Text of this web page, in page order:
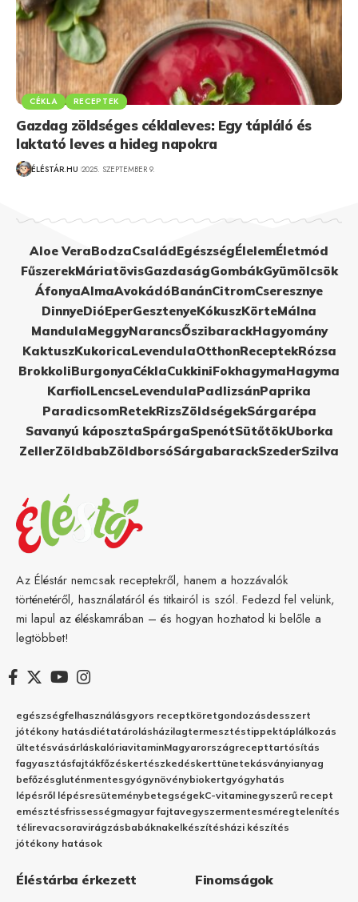
CÉKLA RECEPTEK
Gazdag zöldséges céklaleves: Egy tápláló és
laktató leves a hideg napokra
ÉLÉSTÁR.HU 2025. SZEPTEMBER 9.
Aloe VeraBodzaCsaládEgészségÉlelemÉletmód
FűszerekMáriatövisGazdaságGombákGyümölcsök
ÁfonyaAlmaAvokádóBanánCitromCseresznye
DinnyeDióEperGesztenyeKókuszKörteMálna
MandulaMeggyNarancsŐszibarackHagyomány
KaktuszKukoricaLevendulaOtthonReceptekRózsa
BrokkoliBurgonyaCéklaCukkiniFokhagymaHagyma
KarfiolLencseLevendulaPadlizsánPaprika
ParadicsomRetekRizsZöldségekSárgarépa
Savanyú káposztaSpárgaSpenótSütőtökUborka
ZellerZöldbabZöldborsóSárgabarackSzederSzilva
Az Éléstár nemcsak receptekről, hanem a hozzávalók
történetéről, használatáról és titkairól is szól. Fedezd fel velünk,
mi lapul az éléskamrában – és hogyan hozhatod ki belőle a
legtöbbet!
egészségfelhasználásgyors receptköretgondozásdesszert
jótékony hatásdiétatárolásházilagtermesztéstippektáplálkozás
ültetésvásárláskalóriavitaminMagyarországrecepttartósítás
fagyasztásfajtákfőzéskertészkedéskerttünetekásványianyag
befőzésgluténmentesgyógynövénybiokertgyógyhatás
lépésről lépésresüteménybetegségekC-vitaminegyszerű recept
emésztésfrissességmagyar fajtavegyszermentesméregtelenítés
télirevacsoravirágzásbabáknakelkészítésházi készítés
jótékony hatások
Éléstárba érkezett Finomságok